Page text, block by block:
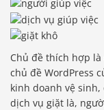
Chủ đề thích hợp
chủ đề WordPress
kinh doanh vệ sinh,
dịch vụ giặt là,